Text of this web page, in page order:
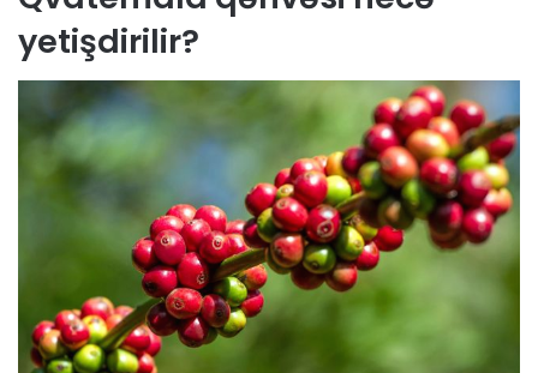
yetişdirilir?